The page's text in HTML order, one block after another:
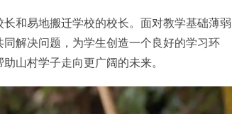
和易地搬迁学校的校长。面对教学基础薄弱
解决问题，为学生创造一个良好的学习环
山村学子走向更广阔的未来。